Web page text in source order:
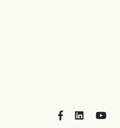
FacebookLinkedIn